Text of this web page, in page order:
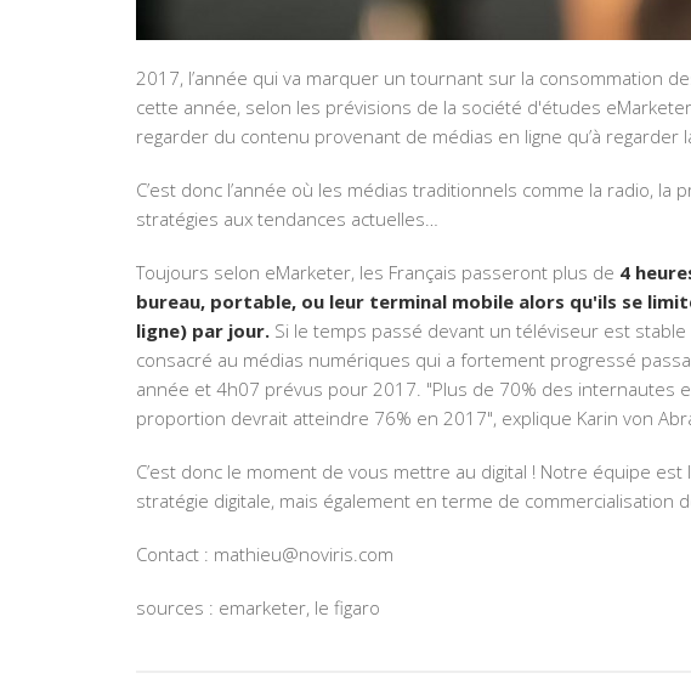
2017, l’année qui va marquer un tournant sur la consommation
cette année, selon les prévisions de la société d'études
regarder du contenu provenant de médias en ligne qu’à regarder
C’est donc l’année où les médias traditionnels comme la radio,
stratégies aux tendances actuelles…
Toujours selon eMarketer, les Français passeront plus de 4
bureau, portable, ou leur terminal mobile alors qu'ils se
ligne) par jour. Si le temps passé devant un téléviseur est
consacré au médias numériques qui a fortement progressé
année et 4h07 prévus pour 2017. "Plus de 70% des internautes
proportion devrait atteindre 76% en 2017", explique Karin von
C’est donc le moment de vous mettre au digital ! Notre équipe
stratégie digitale, mais également en terme de commercialisation
Contact : mathieu@noviris.com
sources : emarketer, le figaro